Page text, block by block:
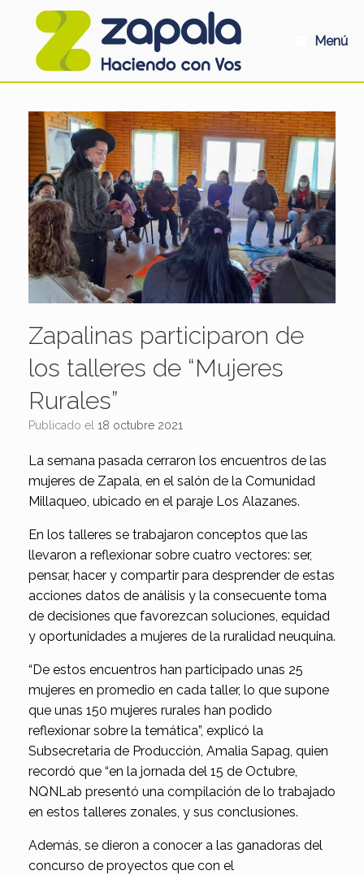
Menú
Zapalinas participaron de
los talleres de “Mujeres
Rurales”
Publicado el 18 octubre 2021
La semana pasada cerraron los encuentros de las
mujeres de Zapala, en el salón de la Comunidad
Millaqueo, ubicado en el paraje Los Alazanes.
En los talleres se trabajaron conceptos que las
llevaron a reflexionar sobre cuatro vectores: ser,
pensar, hacer y compartir para desprender de estas
acciones datos de análisis y la consecuente toma
de decisiones que favorezcan soluciones, equidad
y oportunidades a mujeres de la ruralidad neuquina.
“De estos encuentros han participado unas 25
mujeres en promedio en cada taller, lo que supone
que unas 150 mujeres rurales han podido
reflexionar sobre la temática”, explicó la
Subsecretaria de Producción, Amalia Sapag, quien
recordó que “en la jornada del 15 de Octubre,
NQNLab presentó una compilación de lo trabajado
en estos talleres zonales, y sus conclusiones.
Además, se dieron a conocer a las ganadoras del
concurso de proyectos que con el